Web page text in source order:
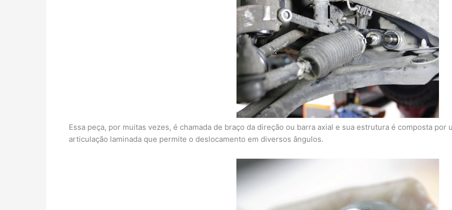
Essa peça, por muitas vezes, é chamada de braço da direção ou barra axial e sua estrutura é composta por
articulação laminada que permite o deslocamento em diversos ângulos.